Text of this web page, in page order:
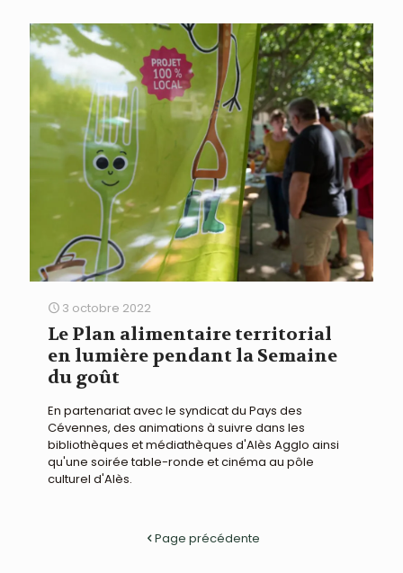
3 octobre 2022
Le Plan alimentaire territorial
en lumière pendant la Semaine
du goût
En partenariat avec le syndicat du Pays des
Cévennes, des animations à suivre dans les
bibliothèques et médiathèques d'Alès Agglo ainsi
qu'une soirée table-ronde et cinéma au pôle
culturel d'Alès.
Page précédente